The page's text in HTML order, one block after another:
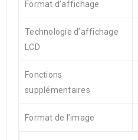
Format d’affichage
Technologie d’affichage
LCD
Fonctions
supplémentaires
Format de l’image